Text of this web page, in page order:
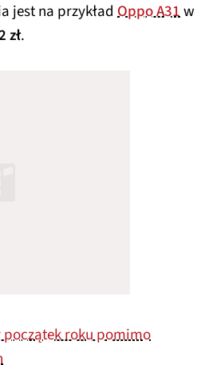
jest na przykład Oppo A31w
zł.
początek roku pomimo